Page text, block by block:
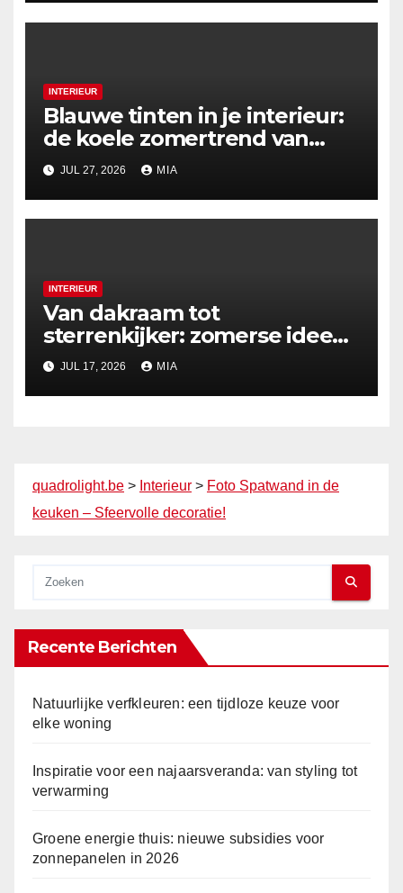
INTERIEUR
Blauwe tinten in je interieur:
de koele zomertrend van
2026
JUL 27, 2026 MIA
INTERIEUR
Van dakraam tot
sterrenkijker: zomerse ideeën
voor nachtelijke uitzichten
JUL 17, 2026 MIA
quadrolight.be > Interieur > Foto Spatwand in de
keuken – Sfeervolle decoratie!
Recente Berichten
Natuurlijke verfkleuren: een tijdloze keuze voor
elke woning
Inspiratie voor een najaarsveranda: van styling tot
verwarming
Groene energie thuis: nieuwe subsidies voor
zonnepanelen in 2026